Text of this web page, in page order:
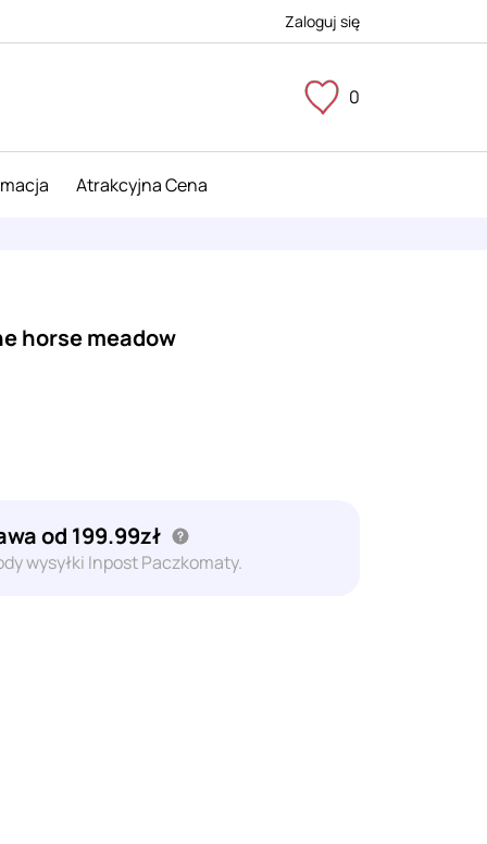
Zaloguj się
0
Atrakcyjna Cena
horse meadow
od 199.99zł
wysyłki Inpost Paczkomaty.